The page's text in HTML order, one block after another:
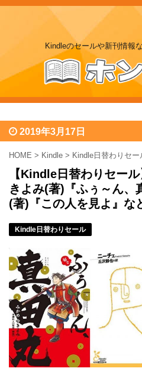
Kindleのセールや新刊情報
2019年3月17日
HOME > Kindle > Kindle日替わりセー
【Kindle日替わりセー
きよみ(著)『ふぅ～ん、
(著)『この人を見よ』な
Kindle日替わりセール